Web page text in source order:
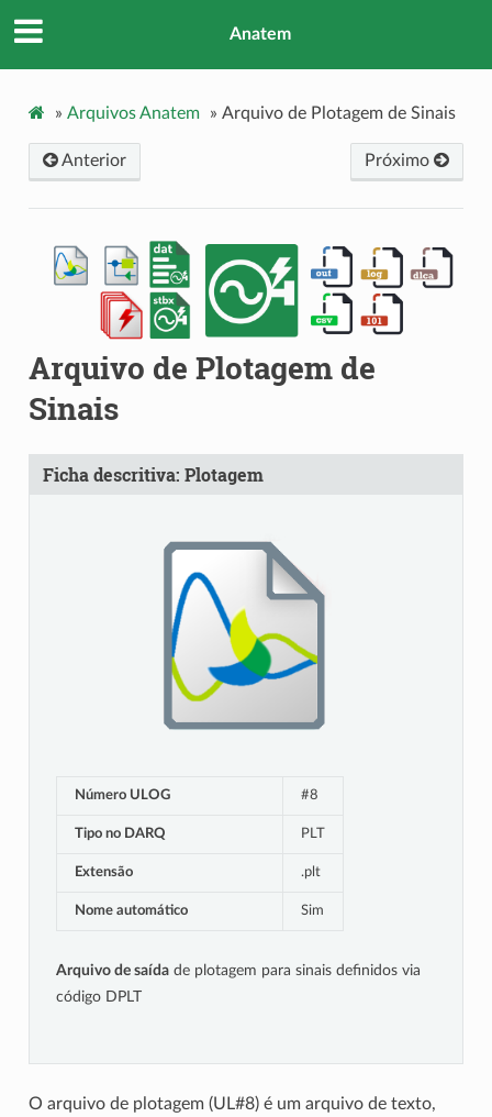
Anatem
» Arquivos Anatem » Arquivo de Plotagem de Sinais
Próximo
Anterior
Arquivo de Plotagem de
Sinais
Ficha descritiva: Plotagem
Número ULOG #8
Tipo no DARQ PLT
Extensão .plt
Nome automático Sim
Arquivo de saídade plotagem para sinais definidos via
código DPLT
O arquivo de plotagem (UL#8) é um arquivo de texto,